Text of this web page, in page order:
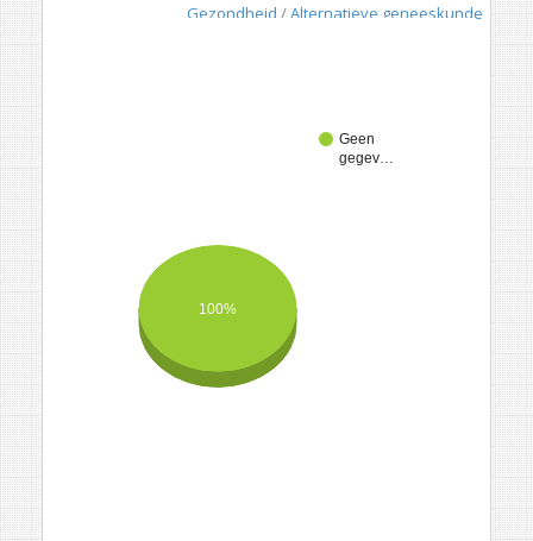
Gezondheid /Alternatieve geneeskunde
Geen
gegev…
100%